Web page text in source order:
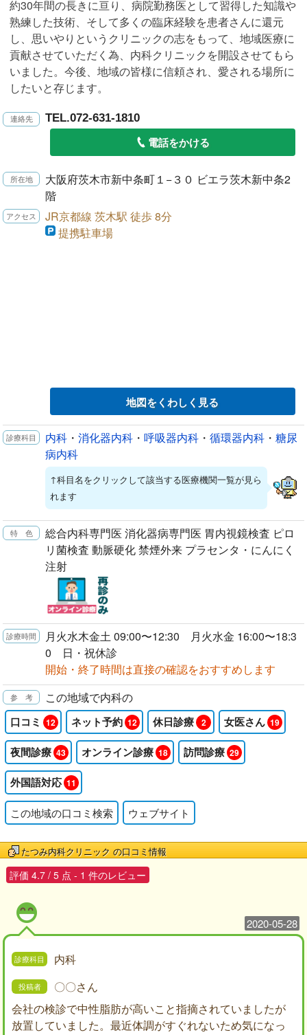
約30年間の長きに亘り、病院勤務医として習得した知識や
熟練した技術、そして多くの臨床経験を患者さんに還元
し、思いやりというクリニックの志をもって、地域医療に
貢献させていただく為、内科クリニックを開設させてもら
いました。今後、地域の皆様に信頼され、愛される場所に
したいと存じます。
TEL.072-631-1810
電話をかける
大阪府茨木市新中条町１−３０ ビエラ茨木新中条2
階
JR京都線 茨木駅 徒歩 8分
提携駐車場
地図をくわしく見る
内科 ・ 消化器内科 ・ 呼吸器内科 ・ 循環器内科 ・ 糖尿
病内科
↑科目名をクリックして該当する医療機関一覧が見ら
れます
総合内科専門医 消化器病専門医 胃内視鏡検査 ピロ
リ菌検査 動脈硬化 禁煙外来 プラセンタ・にんにく
注射
月火水木金土 09:00〜12:30 月火水金 16:00〜18:3
0 日・祝休診
開始・終了時間は直接の確認をおすすめします
この地域で内科の
口コミ 12 ネット予約 12 休日診療 2 女医さん 19
夜間診療 43 オンライン診療 18 訪問診療 29
外国語対応 11
この地域の口コミ検索 ウェブサイト
たつみ内科クリニック の口コミ情報
評価 4.7 / 5 点 - 1 件のレビュー
2020-05-28
内科
〇〇さん
会社の検診で中性脂肪が高いこと指摘されていましたが
放置していました。最近体調がすぐれないため気になっ